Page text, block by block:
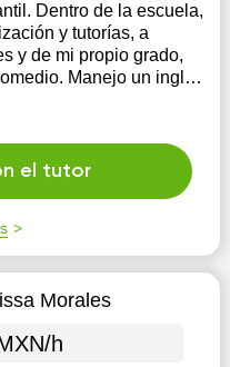
y tutorías, a
y de mi propio grado,
un inglés
el tutor
Morales
h